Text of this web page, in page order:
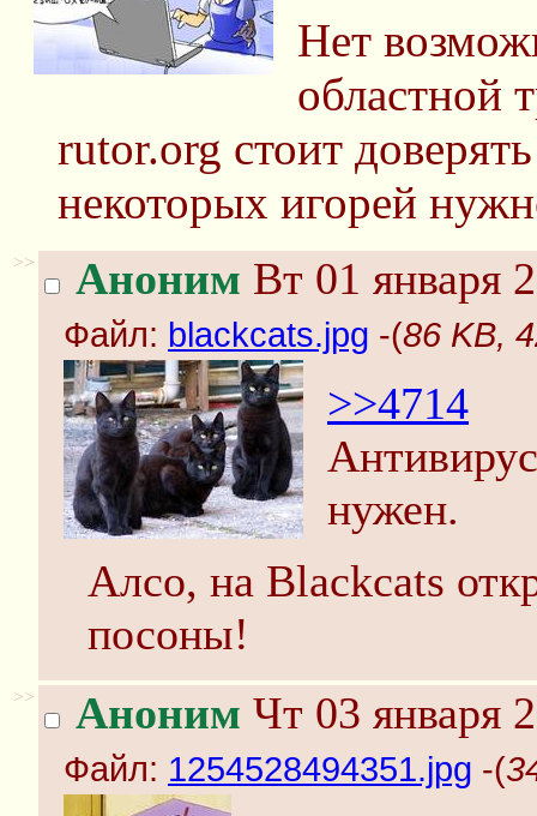
Нет
областной
rutor.org стоит
некоторых игорей
>> Аноним Вт 01 января
Файл: blackcats.jpg -(86 KB,
>>4714
нужен.
Алсо, на Blackcats
посоны!
>> Аноним Чт 03 января
Файл: 1254528494351.jpg -(